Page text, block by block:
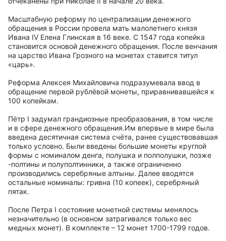
Масштабную реформу по централизации денежного
обращения в России провела мать малолетнего князя
Ивана IV Елена Глинская в 16 веке. С 1547 года копейка
становится основой денежного обращения. После венчания
на царство Ивана Грозного на монетах ставится титул
«царь».
Реформа Алексея Михайловича подразумевала ввод в
обращение первой рублёвой монеты, приравнивавшейся к
100 копейкам.
Пётр I задумал грандиозные преобразования, в том числе
и в сфере денежного обращения.Им впервые в мире была
введена десятичная система счёта, ранее существовавшая
только условно. Были введены большие монеты круглой
формы с номиналом денга, полушка и полполушки, позже
-полтины и полуполтинники, а также ограниченно
производились серебряные алтыны. Далее вводятся
остальные номиналы: гривна (10 копеек), серебряный
пятак.
После Петра I состояние монетной системы менялось
незначительно (в основном затрагивался только вес
медных монет). В комплекте – 12 монет 1700-1799 годов.